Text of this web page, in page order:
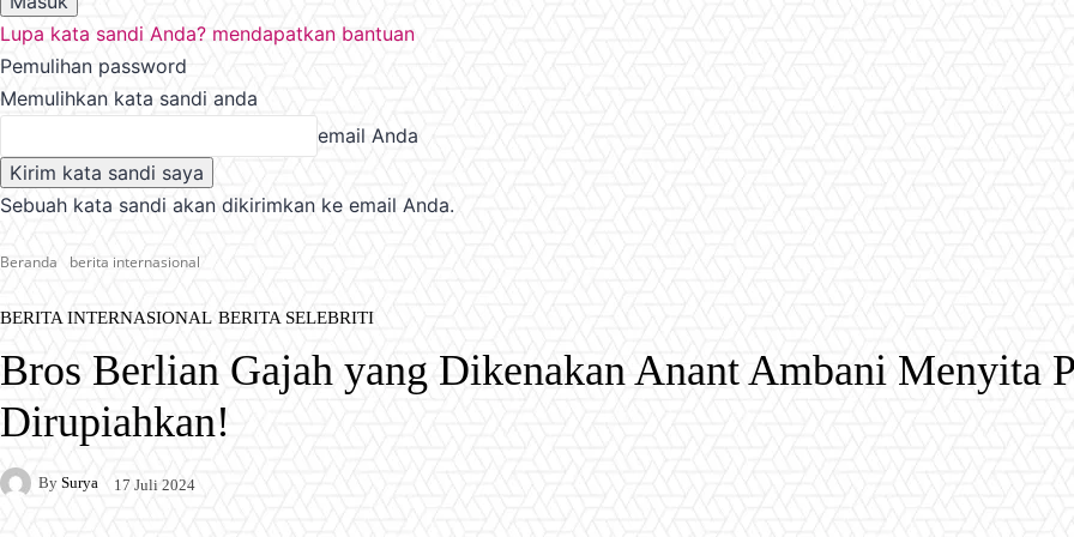
Lupa kata sandi Anda? mendapatkan bantuan
Pemulihan password
Memulihkan kata sandi anda
email Anda
Sebuah kata sandi akan dikirimkan ke email Anda.
Beranda berita internasional
BERITA INTERNASIONAL BERITA SELEBRITI
Bros Berlian Gajah yang Dikenakan Anant Ambani Menyita
Dirupiahkan!
By Surya 17 Juli 2024